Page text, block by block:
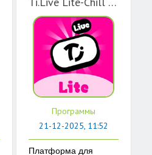
Программы
21-12-2025, 11:52
Платформа для